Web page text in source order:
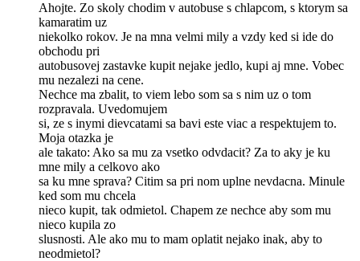
Ahojte. Zo skoly chodim v autobuse s chlapcom, s ktorym sa
kamaratim uz
niekolko rokov. Je na mna velmi mily a vzdy ked si ide do
obchodu pri
autobusovej zastavke kupit nejake jedlo, kupi aj mne. Vobec
mu nezalezi na cene.
Nechce ma zbalit, to viem lebo som sa s nim uz o tom
rozpravala. Uvedomujem
si, ze s inymi dievcatami sa bavi este viac a respektujem to.
Moja otazka je
ale takato: Ako sa mu za vsetko odvdacit? Za to aky je ku
mne mily a celkovo ako
sa ku mne sprava? Citim sa pri nom uplne nevdacna. Minule
ked som mu chcela
nieco kupit, tak odmietol. Chapem ze nechce aby som mu
nieco kupila zo
slusnosti. Ale ako mu to mam oplatit nejako inak, aby to
neodmietol?